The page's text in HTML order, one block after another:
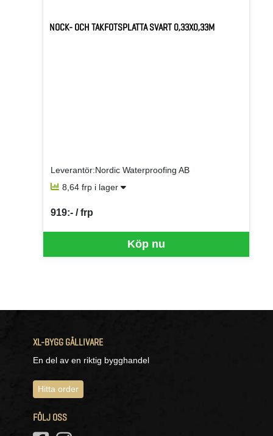
NOCK- OCH TAKFOTSPLATTA SVART 0,33X0,33M
Leverantör:Nordic Waterproofing AB
8,64 frp i lager
Köp nu
919:- / frp
SEK per FRP
XL-BYGG GÄLLIVARE
En del av en riktig bygghandel
Hitta order
FÖLJ OSS